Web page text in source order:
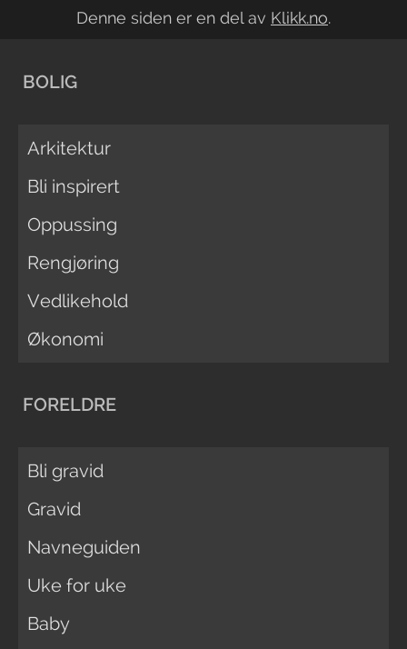
Denne siden er en del av Klikk.no.
BOLIG
Arkitektur
Bli inspirert
Oppussing
Rengjøring
Vedlikehold
Økonomi
FORELDRE
Bli gravid
Gravid
Navneguiden
Uke for uke
Baby